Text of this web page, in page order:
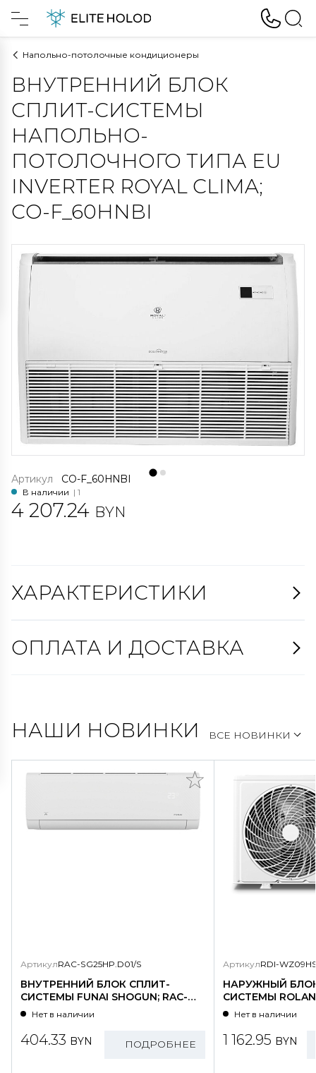
Напольно-потолочные кондиционеры
ВНУТРЕННИЙ БЛОК
СПЛИТ-СИСТЕМЫ
НАПОЛЬНО-
ПОТОЛОЧНОГО ТИПА EU
INVERTER ROYAL CLIMA;
CO-F_60HNBI
Артикул CO-F_60HNBI
В наличии | 1
4 207.24 BYN
ХАРАКТЕРИСТИКИ
ОПЛАТА И ДОСТАВКА
НАШИ НОВИНКИ ВСЕ НОВИНКИ
АртикулRAC-SG25HP.D01/S
ВНУТРЕННИЙ БЛОК СПЛИТ-
СИСТЕМЫ FUNAI SHOGUN; RAC-
SG25HP.D01/S
Нет в наличии
404.33 BYN ПОДРОБНЕЕ
АртикулRDI-
НАРУЖНЫЙ
СИСТЕМЫ
WZ09HSS/N1-
Нет в наличии
1 162.95 BYN